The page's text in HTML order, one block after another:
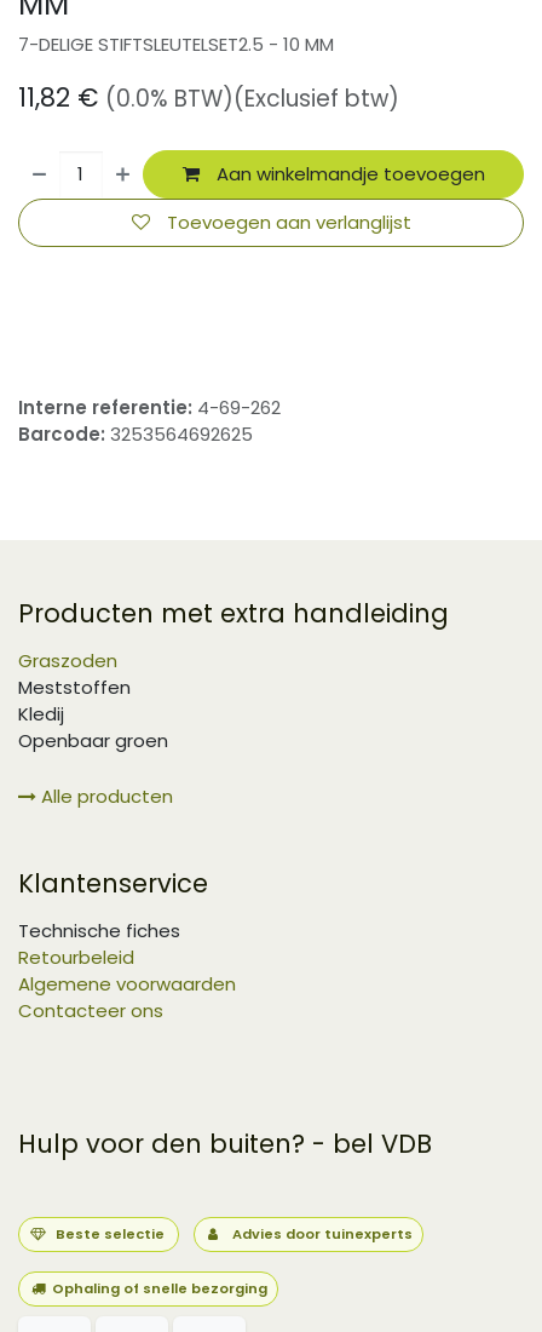
7-DELIGE STIFTSLEUTELSET2.5 - 10 MM
11,82 € (0.0% BTW)(Exclusief btw)
Aan winkelmandje toevoegen
Toevoegen aan verlanglijst
Interne referentie: 4-69-262
Barcode: 3253564692625
Producten met extra handleiding
Graszoden
Meststoffen
Kledij
Openbaar groen
Alle producten
Klantenservice
Technische fiches
Retourbeleid
Algemene voorwaarden
Contacteer ons
Hulp voor den buiten? - bel VDB
Beste selectie Advies door tuinexperts
Ophaling of snelle bezorging